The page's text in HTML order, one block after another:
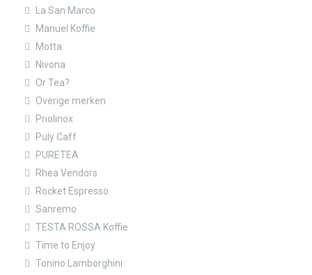
La San Marco
Manuel Koffie
Motta
Nivona
Or Tea?
Overige merken
Priolinox
Puly Caff
PURETEA
Rhea Vendors
Rocket Espresso
Sanremo
TESTA ROSSA Koffie
Time to Enjoy
Tonino Lamborghini